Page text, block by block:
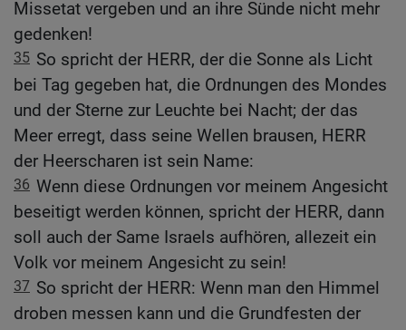
Missetat vergeben und an ihre Sünde nicht mehr
gedenken!
35 So spricht der HERR, der die Sonne als Licht
bei Tag gegeben hat, die Ordnungen des Mondes
und der Sterne zur Leuchte bei Nacht; der das
Meer erregt, dass seine Wellen brausen, HERR
der Heerscharen ist sein Name:
36 Wenn diese Ordnungen vor meinem Angesicht
beseitigt werden können, spricht der HERR, dann
soll auch der Same Israels aufhören, allezeit ein
Volk vor meinem Angesicht zu sein!
37 So spricht der HERR: Wenn man den Himmel
droben messen kann und die Grundfesten der